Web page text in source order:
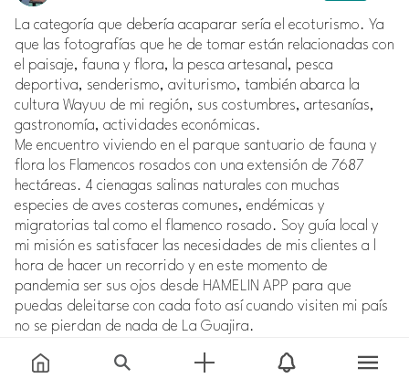
La categoría que debería acaparar sería el ecoturismo. Ya
que las fotografías que he de tomar están relacionadas con
el paisaje, fauna y flora, la pesca artesanal, pesca
deportiva, senderismo, aviturismo, también abarca la
cultura Wayuu de mi región, sus costumbres, artesanías,
gastronomía, actividades económicas.
Me encuentro viviendo en el parque santuario de fauna y
flora los Flamencos rosados con una extensión de 7687
hectáreas. 4 cienagas salinas naturales con muchas
especies de aves costeras comunes, endémicas y
migratorias tal como el flamenco rosado. Soy guía local y
mi misión es satisfacer las necesidades de mis clientes a l
hora de hacer un recorrido y en este momento de
pandemia ser sus ojos desde HAMELIN APP para que
puedas deleitarse con cada foto así cuando visiten mi país
no se pierdan de nada de La Guajira.
Les agradecería de todo corazón que me sigan acá en las